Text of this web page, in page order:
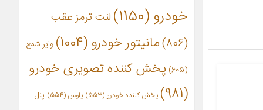
خودرو(1150)
لنت ترمز عقب
(806)
مانیتور خودرو(1004)
وایر شمع
(605)
پخش کننده تصویری خودرو
(981)
پخش کننده خودرو(553) پلوس(554) پنل